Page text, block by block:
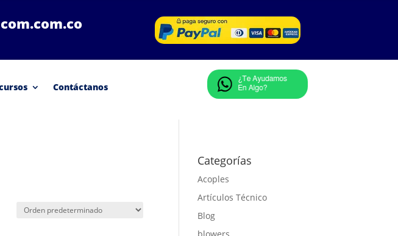
Contáctanos
Categorías
Acoples
Artículos Técnico
Blog